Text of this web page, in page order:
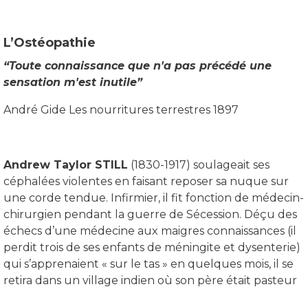
L’Ostéopathie
“Toute connaissance que n'a pas précédé une
sensation m'est inutile”
André Gide Les nourritures terrestres 1897
Andrew Taylor STILL (1830-1917) soulageait ses
céphalées violentes en faisant reposer sa nuque sur
une corde tendue. Infirmier, il fit fonction de médecin-
chirurgien pendant la guerre de Sécession. Déçu des
échecs d’une médecine aux maigres connaissances (il
perdit trois de ses enfants de méningite et dysenterie)
qui s’apprenaient « sur le tas » en quelques mois, il se
retira dans un village indien où son père était pasteur